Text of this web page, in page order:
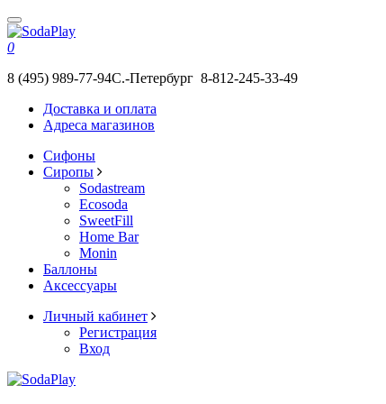
0
8 (495) 989-77-94С.-Петербург 8-812-245-33-49
Доставка и оплата
Адреса магазинов
Сифоны
Сиропы
Sodastream
Ecosoda
SweetFill
Home Bar
Monin
Баллоны
Аксессуары
Личный кабинет
Регистрация
Вход